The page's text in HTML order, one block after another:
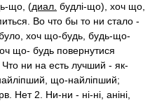
що, (диал. будлі-що), хоч що,
Во что бы то ни стало -
хоч що-будь, будь-що-
що- будь повернутися
ни на есть лучший - як-
що-найліпший;
Нет 2. Ни-ни - ні-ні, аніні,